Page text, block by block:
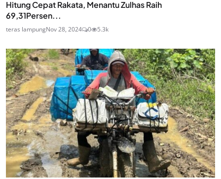
Hitung Cepat Rakata, Menantu Zulhas Raih
69,31Persen...
teras lampungNov 28, 2024 0 5.3k